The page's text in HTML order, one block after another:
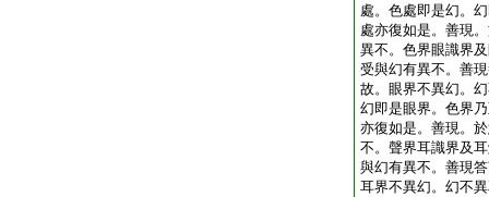
處。色處即是幻。
處亦復如是。善現
異不。色界眼識界
受與幻有異不。善
故。眼界不異幻。
幻即是眼界。色界
亦復如是。善現。
不。聲界耳識界及
與幻有異不。善現
耳界不異幻。幻不